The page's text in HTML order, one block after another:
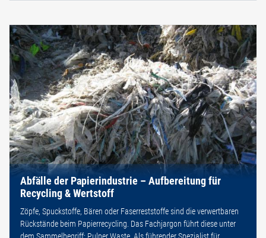
Abfälle der Papierindustrie – Aufbereitung für
Recycling & Wertstoff
Zöpfe, Spuckstoffe, Bären oder Faserreststoffe sind die verwertbaren
Rückstände beim Papierrecycling. Das Fachjargon führt diese unter